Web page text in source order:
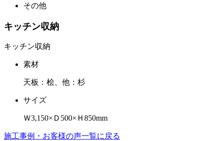
その他
キッチン収納
キッチン収納
素材
天板：桧、他：杉
サイズ
Ｗ3,150×Ｄ500×Ｈ850mm
施工事例・お客様の声一覧に戻る